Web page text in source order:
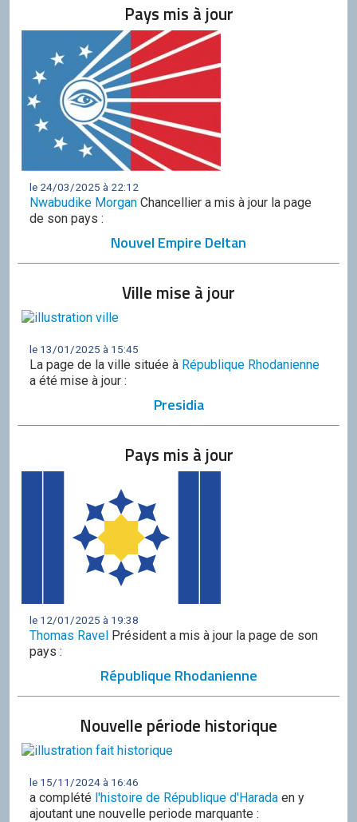
Pays mis à jour
le 24/03/2025 à 22:12
Nwabudike Morgan Chancellier a mis à jour la page
de son pays :
Nouvel Empire Deltan
Ville mise à jour
le 13/01/2025 à 15:45
La page de la ville située à République Rhodanienne
a été mise à jour :
Presidia
Pays mis à jour
le 12/01/2025 à 19:38
Thomas Ravel Président a mis à jour la page de son
pays :
République Rhodanienne
Nouvelle période historique
le 15/11/2024 à 16:46
a complété l'histoire de République d'Harada en y
ajoutant une nouvelle periode marquante :